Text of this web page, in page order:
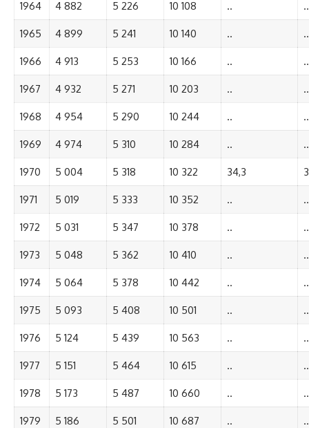
1964 4 882 5 226 10 108 .. ..
1965 4 899 5 241 10 140 .. ..
1966 4 913 5 253 10 166 .. ..
1967 4 932 5 271 10 203 .. ..
1968 4 954 5 290 10 244 .. ..
1969 4 974 5 310 10 284 .. ..
1970 5 004 5 318 10 322 34,3
1971 5 019 5 333 10 352 .. ..
1972 5 031 5 347 10 378 .. ..
1973 5 048 5 362 10 410 .. ..
1974 5 064 5 378 10 442 .. ..
1975 5 093 5 408 10 501 .. ..
1976 5 124 5 439 10 563 .. ..
1977 5 151 5 464 10 615 .. ..
1978 5 173 5 487 10 660 .. ..
1979 5 186 5 501 10 687 .. ..